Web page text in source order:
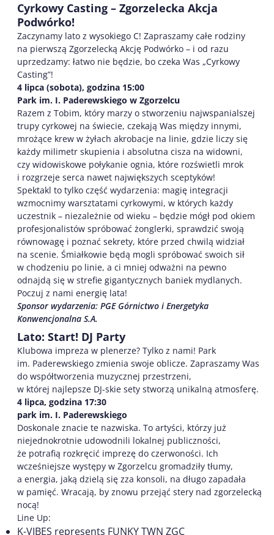
Cyrkowy Casting – Zgorzelecka Akcja
Podwórko!
Zaczynamy lato z wysokiego C! Zapraszamy całe rodziny
na pierwszą Zgorzelecką Akcję Podwórko – i od razu
uprzedzamy: łatwo nie będzie, bo czeka Was „Cyrkowy
Casting”!
4 lipca (sobota), godzina 15:00
Park im. I. Paderewskiego w Zgorzelcu
Razem z Tobim, który marzy o stworzeniu najwspanialszej
trupy cyrkowej na świecie, czekają Was między innymi,
mrożące krew w żyłach akrobacje na linie, gdzie liczy się
każdy milimetr skupienia i absolutna cisza na widowni,
czy widowiskowe połykanie ognia, które rozświetli mrok
i rozgrzeje serca nawet największych sceptyków!
Spektakl to tylko część wydarzenia: magię integracji
wzmocnimy warsztatami cyrkowymi, w których każdy
uczestnik – niezależnie od wieku – będzie mógł pod okiem
profesjonalistów spróbować żonglerki, sprawdzić swoją
równowagę i poznać sekrety, które przed chwilą widział
na scenie. Śmiałkowie będą mogli spróbować swoich sił
w chodzeniu po linie, a ci mniej odważni na pewno
odnajdą się w strefie gigantycznych baniek mydlanych.
Poczuj z nami energię lata!
Sponsor wydarzenia: PGE Górnictwo i Energetyka
Konwencjonalna S.A.
Lato: Start! DJ Party
Klubowa impreza w plenerze? Tylko z nami! Park
im. Paderewskiego zmienia swoje oblicze. Zapraszamy Was
do współtworzenia muzycznej przestrzeni,
w której najlepsze DJ-skie sety stworzą unikalną atmosferę.
4 lipca, godzina 17:30
park im. I. Paderewskiego
Doskonale znacie te nazwiska. To artyści, którzy już
niejednokrotnie udowodnili lokalnej publiczności,
że potrafią rozkręcić imprezę do czerwoności. Ich
wcześniejsze występy w Zgorzelcu gromadziły tłumy,
a energia, jaką dzielą się zza konsoli, na długo zapadała
w pamięć. Wracają, by znowu przejąć stery nad zgorzelecką
nocą!
Line Up:
K-VIBES represents FUNKY TWN ZGC